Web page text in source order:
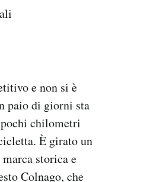
e non si è
paio di giorni sta
chilometri
È girato un
storica e
Colnago, che